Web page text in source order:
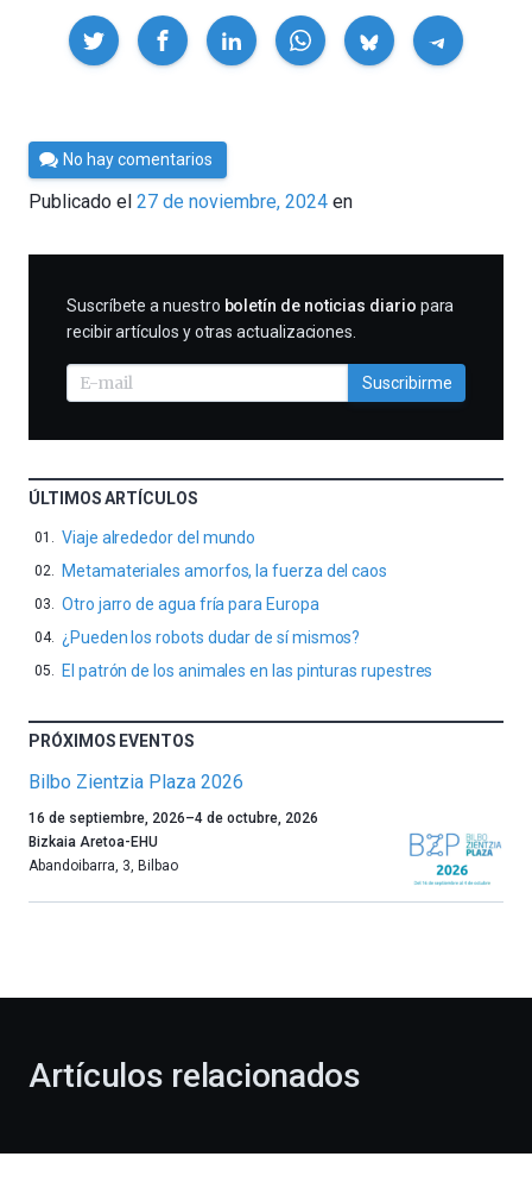
Compartir
Por
César
Tomé
No hay comentarios
Publicado el 27 de noviembre, 2024 en
SUSCRIBIRME
Suscríbete a nuestro boletín de noticias diario para
recibir artículos y otras actualizaciones.
Suscribirme
ÚLTIMOS ARTÍCULOS
Viaje alrededor del mundo
Metamateriales amorfos, la fuerza del caos
Otro jarro de agua fría para Europa
¿Pueden los robots dudar de sí mismos?
El patrón de los animales en las pinturas rupestres
PRÓXIMOS EVENTOS
Bilbo Zientzia Plaza 2026
Un
año
más,
celebración
novena
16 de septiembre, 2026–4 de octubre, 2026
Bizkaia Aretoa-EHU
Abandoibarra, 3, Bilbao
Artículos relacionados